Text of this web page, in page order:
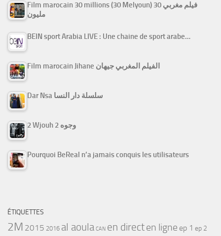
Film marocain 30 millions (30 Melyoun) فيلم مغربي 30
مليون
BEIN sport Arabia LIVE : Une chaine de sport arabe…
Film marocain Jihane الفيلم المغربي جيهان
Dar Nsa سلسلة دار النسا
2 Wjouh 2 وجوه
Pourquoi BeReal n’a jamais conquis les utilisateurs
ÉTIQUETTES
2M 2015 2016 al aoula CAN en directen ligne ep 1 ep 2